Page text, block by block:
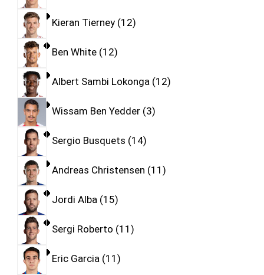
Kieran Tierney 12
Ben White 12
Albert Sambi Lokonga 12
Wissam Ben Yedder 3
Sergio Busquets 14
Andreas Christensen 11
Jordi Alba 15
Sergi Roberto 11
Eric Garcia 11